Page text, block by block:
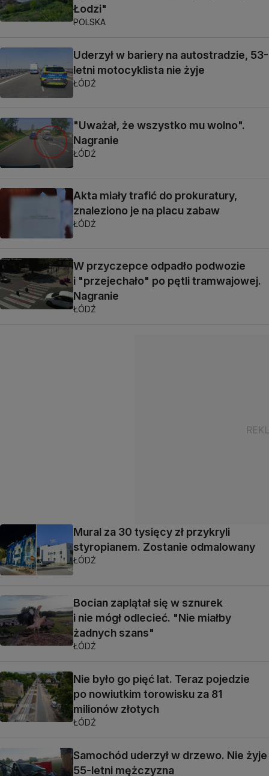
Łodzi"
POLSKA
Uderzył w bariery na autostradzie, 53-
letni motocyklista nie żyje
ŁÓDŹ
"Uważał, że wszystko mu wolno".
Nagranie
ŁÓDŹ
Akta miały trafić do prokuratury,
znaleziono je na placu zabaw
ŁÓDŹ
W przyczepce odpadło podwozie
i "przejechało" po pętli tramwajowej.
Nagranie
ŁÓDŹ
Mural za 30 tysięcy zł przykryli
styropianem. Zostanie odmalowany
ŁÓDŹ
Bocian zaplątał się w sznurek
i nie mógł odlecieć. "Nie miałby
żadnych szans"
ŁÓDŹ
Nie było go pięć lat. Teraz pojedzie
po nowiutkim torowisku za 81
milionów złotych
ŁÓDŹ
Samochód uderzył w drzewo. Nie żyje
55-letni mężczyzna